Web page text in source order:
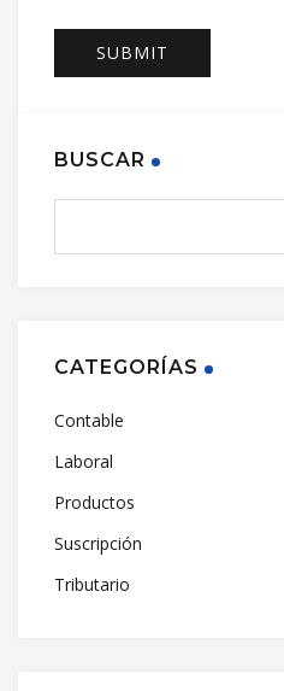
BUSCAR
CATEGORÍAS
Contable
Laboral
Productos
Suscripción
Tributario